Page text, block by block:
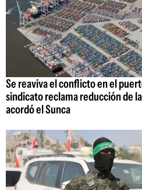
Se reaviva el conflicto en el
sindicato reclama reducción de
acordó el Sunca